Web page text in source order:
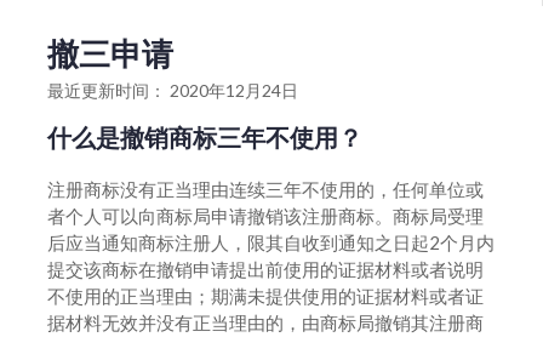
异议申请
无效宣告
驳回复审申请类问题
商标注册信息填写类问题
申请注册香港商标问题
注册资料提交问题
香港商标特别之处
撤三申请
最近更新时间： 2020年12月24日
什么是撤销商标三年不使用？
注册商标没有正当理由连续三年不使用的，任何单位或
者个人可以向商标局申请撤销该注册商标。商标局受理
后应当通知商标注册人，限其自收到通知之日起2个月内
提交该商标在撤销申请提出前使用的证据材料或者说明
不使用的正当理由；期满未提供使用的证据材料或者证
据材料无效并没有正当理由的，由商标局撤销其注册商